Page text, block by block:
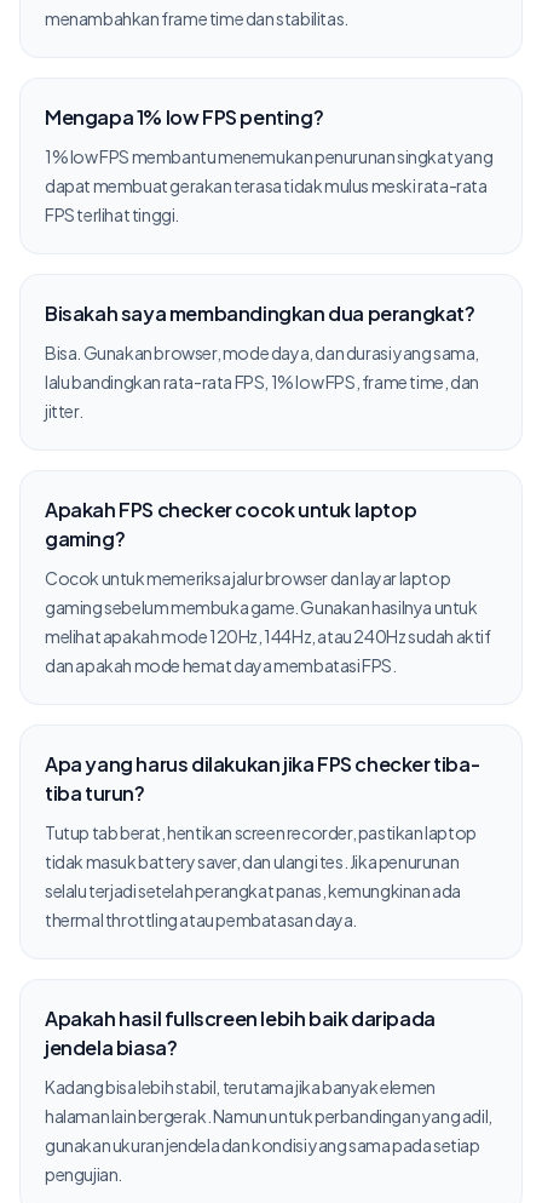
menambahkan frame time dan stabilitas.
Mengapa 1% low FPS penting?
1% low FPS membantu menemukan penurunan singkat yang
dapat membuat gerakan terasa tidak mulus meski rata-rata
FPS terlihat tinggi.
Bisakah saya membandingkan dua perangkat?
Bisa. Gunakan browser, mode daya, dan durasi yang sama,
lalu bandingkan rata-rata FPS, 1% low FPS, frame time, dan
jitter.
Apakah FPS checker cocok untuk laptop
gaming?
Cocok untuk memeriksa jalur browser dan layar laptop
gaming sebelum membuka game. Gunakan hasilnya untuk
melihat apakah mode 120Hz, 144Hz, atau 240Hz sudah aktif
dan apakah mode hemat daya membatasi FPS.
Apa yang harus dilakukan jika FPS checker tiba-
tiba turun?
Tutup tab berat, hentikan screen recorder, pastikan laptop
tidak masuk battery saver, dan ulangi tes. Jika penurunan
selalu terjadi setelah perangkat panas, kemungkinan ada
thermal throttling atau pembatasan daya.
Apakah hasil fullscreen lebih baik daripada
jendela biasa?
Kadang bisa lebih stabil, terutama jika banyak elemen
halaman lain bergerak. Namun untuk perbandingan yang adil,
gunakan ukuran jendela dan kondisi yang sama pada setiap
pengujian.